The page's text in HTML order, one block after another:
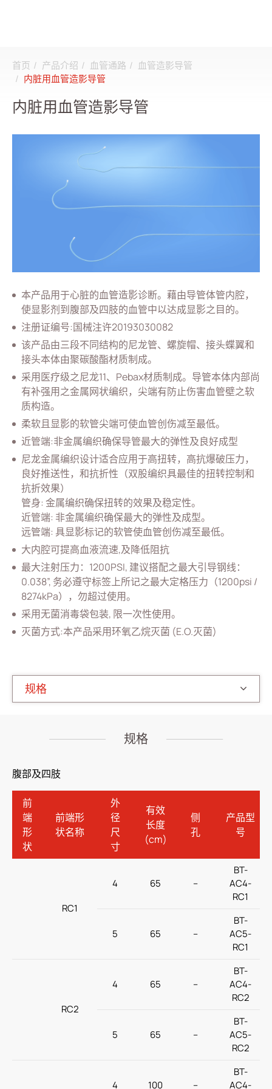
首页 产品介绍 血管通路
血管造影导管
内脏用血管造影导管
内脏用血管造影导管
本产品用于心脏的血管造影诊断。藉由导管体管内腔，
使显影剂到腹部及四肢的血管中以达成显影之目的。
注册证编号:国械注许20193030082
该产品由三段不同结构的尼龙管、螺旋帽、接头蝶翼和
接头本体由聚碳酸酯材质制成。
采用医疗级之尼龙11、Pebax材质制成。导管本体内部尚
有补强用之金属网状编织，尖端有防止伤害血管壁之软
质构造。
柔软且显影的软管尖端可使血管创伤减至最低。
近管端:非金属编织确保导管最大的弹性及良好成型
尼龙金属编织设计适合应用于高扭转，高抗爆破压力，
良好推送性，和抗折性（双股编织具最佳的扭转控制和
抗折效果）
管身: 金属编织确保扭转的效果及稳定性。
近管端: 非金属编织确保最大的弹性及成型。
远管端: 具显影标记的软管使血管创伤减至最低。
大内腔可提高血液流速,及降低阻抗
最大注射压力：1200PSI, 建议搭配之最大引导钢线：
0.038”, 务必遵守标签上所记之最大定格压力（1200psi /
8274kPa），勿超过使用。
采用无菌消毒袋包装, 限一次性使用。
灭菌方式:本产品采用环氧乙烷灭菌 (E.O.灭菌)
规格
规格
腹部及四肢
前
端
形
状
前端形
状名称
外
径
尺
寸
有效
长度
(cm)
侧
孔
产品型
号
RC1
4 65 –
BT-
AC4-
RC1
5 65 –
BT-
AC5-
RC1
RC2
4 65 –
BT-
AC4-
RC2
5 65 –
BT-
AC5-
RC2
4 100 –
BT-
AC4-
登入 注册
全部
血管造影导管
血管气球扩张导管
呼吸治疗
经皮引流
泌尿科
输液治疗
医疗零部件
居家照护
消化内科
杂项
企业永续
最新消息
联络我们